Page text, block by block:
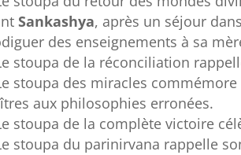
Sankashya, après un séjour
des enseignements à sa
stoupa de la réconciliation
stoupa des miracles
aux philosophies erronées.
stoupa de la complète victoire
stoupa du parinirvana rappelle